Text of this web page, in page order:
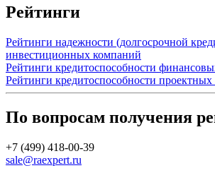
Рейтинги
Рейтинги надежности (долгосрочной
инвестиционных компаний
Рейтинги кредитоспособности
Рейтинги кредитоспособности
По вопросам получения
+7 (499) 418-00-39
sale@raexpert.ru